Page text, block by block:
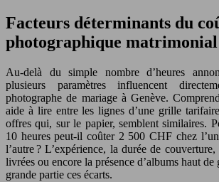
Facteurs déterminants du
photographique matrimonial
Au-delà du simple nombre d’heures
plusieurs paramètres influencent
photographe de mariage à Genève.
aide à lire entre les lignes d’une grille
offres qui, sur le papier, semblent similaires.
10 heures peut-il coûter 2 500 CHF chez
l’autre ? L’expérience, la durée de
livrées ou encore la présence d’albums haut
grande partie ces écarts.